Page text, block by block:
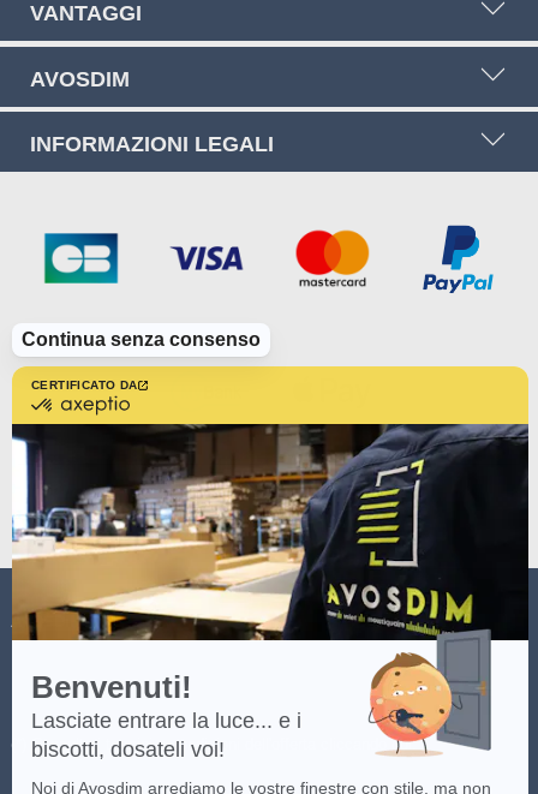
CERTIFICATO DA
-
Scopri
di
più
su
Axeptio
Benvenuti!
Lasciate entrare la luce... e i
biscotti, dosateli voi!
Noi di Avosdim arrediamo le vostre finestre con stile, ma non
Continua senza consenso
VANTAGGI
AVOSDIM
INFORMAZIONI LEGALI
AVOSDIM
(*) Consulta i termini e condizioni dell'offerta cliccandoqui.